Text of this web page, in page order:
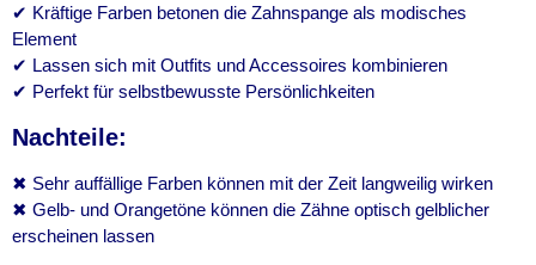
✔ Kräftige Farben betonen die Zahnspange als modisches
Element
✔ Lassen sich mit Outfits und Accessoires kombinieren
✔ Perfekt für selbstbewusste Persönlichkeiten
Nachteile:
✖ Sehr auffällige Farben können mit der Zeit langweilig wirken
✖ Gelb- und Orangetöne können die Zähne optisch gelblicher
erscheinen lassen